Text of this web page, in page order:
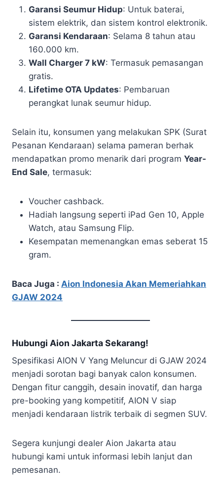
Garansi Seumur Hidup: Untuk baterai,
sistem elektrik, dan sistem kontrol elektronik.
Garansi Kendaraan: Selama 8 tahun atau
160.000 km.
Wall Charger 7 kW: Termasuk pemasangan
gratis.
Lifetime OTA Updates: Pembaruan
perangkat lunak seumur hidup.
Selain itu, konsumen yang melakukan SPK (Surat
Pesanan Kendaraan) selama pameran berhak
mendapatkan promo menarik dari program Year-
End Sale, termasuk:
Voucher cashback.
Hadiah langsung seperti iPad Gen 10, Apple
Watch, atau Samsung Flip.
Kesempatan memenangkan emas seberat 15
gram.
Baca Juga : Aion Indonesia Akan Memeriahkan
GJAW 2024
Hubungi Aion Jakarta Sekarang!
Spesifikasi AION V Yang Meluncur di GJAW 2024
menjadi sorotan bagi banyak calon konsumen.
Dengan fitur canggih, desain inovatif, dan harga
pre-booking yang kompetitif, AION V siap
menjadi kendaraan listrik terbaik di segmen SUV.
Segera kunjungi dealer Aion Jakarta atau
hubungi kami untuk informasi lebih lanjut dan
pemesanan.